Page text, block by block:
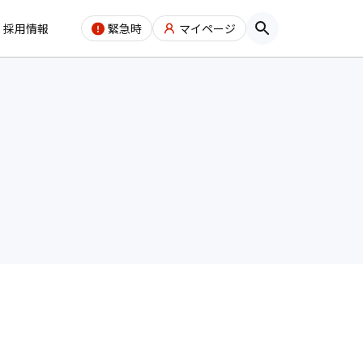
採用情報 緊急時 マイページ